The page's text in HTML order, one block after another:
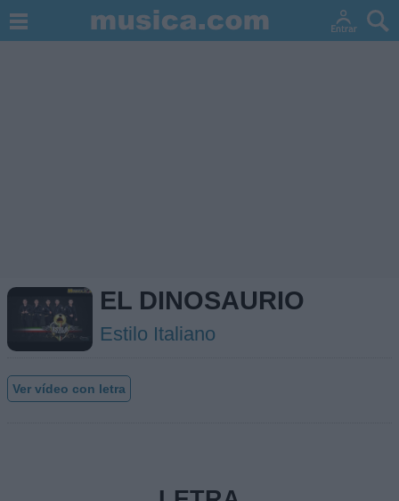
EL DINOSAURIO
Estilo Italiano
Ver vídeo con letra